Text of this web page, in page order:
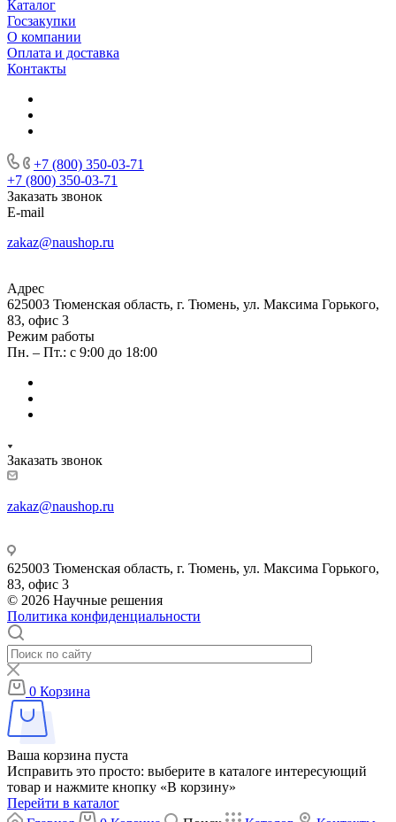
Каталог
Госзакупки
О компании
Оплата и доставка
Контакты
+7 (800) 350-03-71
+7 (800) 350-03-71
Заказать звонок
E-mail
zakaz@naushop.ru
Адрес
625003 Тюменская область, г. Тюмень, ул. Максима Горького,
83, офис 3
Режим работы
Пн. – Пт.: с 9:00 до 18:00
Заказать звонок
zakaz@naushop.ru
625003 Тюменская область, г. Тюмень, ул. Максима Горького,
83, офис 3
© 2026 Научные решения
Политика конфиденциальности
0 Корзина
Ваша корзина пуста
Исправить это просто: выберите в каталоге интересующий
товар и нажмите кнопку «В корзину»
Перейти в каталог